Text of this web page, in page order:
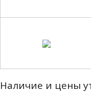
Наличие и цены